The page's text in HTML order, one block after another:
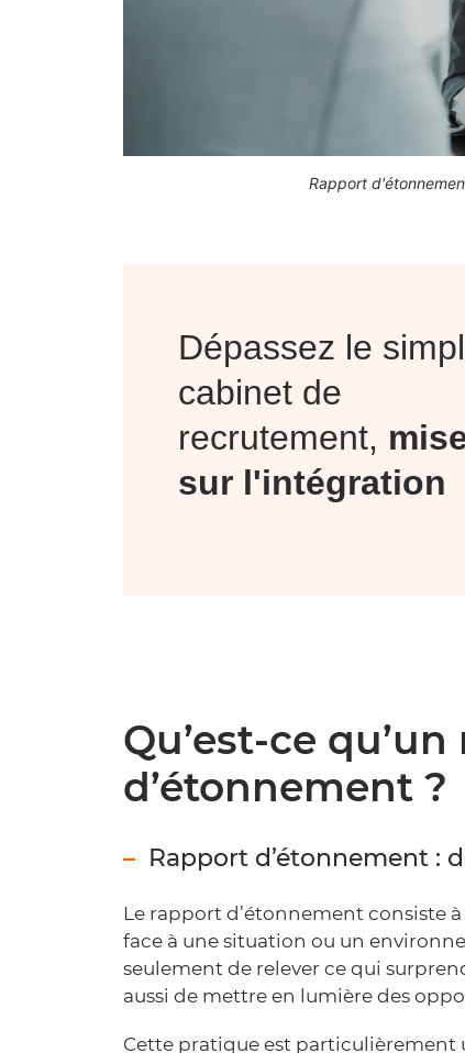
Rapport
Dépassez le
cabinet de
recrutement,
sur l'intégration
Qu’est-ce
d’étonnement ?
Rapport d’étonnement :
Le rapport d’étonnement consiste
face à une situation ou un
seulement de relever ce qui
aussi de mettre en lumière des
Cette pratique est particulièrement